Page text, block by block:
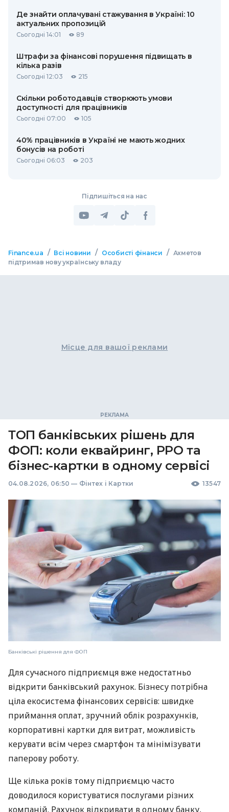
Де знайти оплачувані стажування в Україні: 10
актуальних пропозицій
Сьогодні 14:01 89
Штрафи за фінансові порушення підвищать в
кілька разів
Сьогодні 12:03 215
Скільки роботодавців створюють умови
доступності для працівників
Сьогодні 07:00 105
40% працівників в Україні не мають жодних
бонусів на роботі
Сьогодні 06:03 203
Підпишіться на нас
Finance.ua / Всі новини / Особисті фінанси / Ахметов
підтримав нову українську владу
Місце для вашої реклами
ТОП банківських рішень для
ФОП: коли еквайринг, РРО та
бізнес-картки в одному сервісі
04.08.2026, 06:50 — Фінтех і Картки 13547
Банківські рішення для ФОП
Для сучасного підприємця вже недостатньо
відкрити банківський рахунок. Бізнесу потрібна
ціла екосистема фінансових сервісів: швидке
приймання оплат, зручний облік розрахунків,
корпоративні картки для витрат, можливість
керувати всім через смартфон та мінімізувати
паперову роботу.
Ще кілька років тому підприємцю часто
доводилося користуватися послугами різних
компаній. Рахунок відкривати в одному банку,